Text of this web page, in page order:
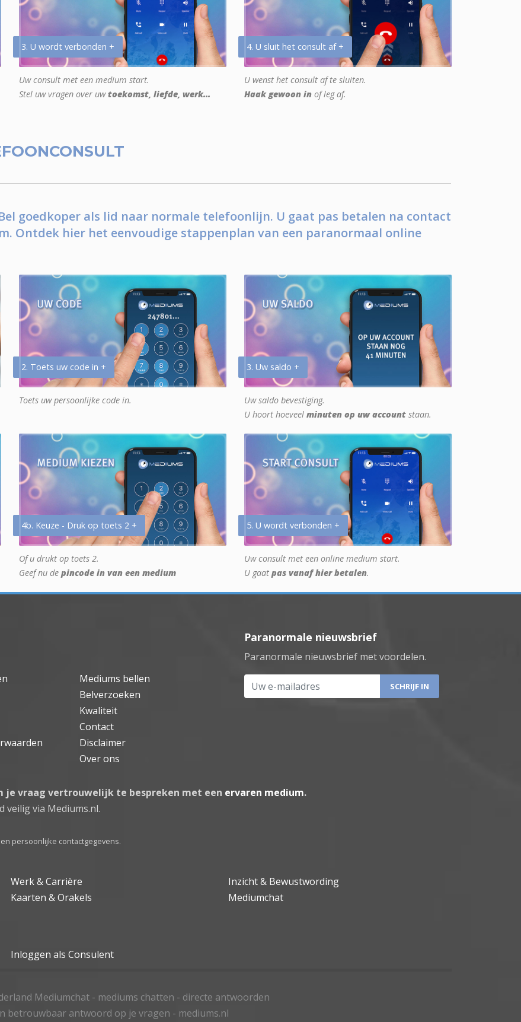
3. U wordt verbonden +
Uw consult met een medium start.
Stel uw vragen over uwtoekomst, liefde, werk...
4. U sluit het consult af +
U wenst het consult af te sluiten.
Haak gewoon in of leg af.
goedkoper als lid naar normale telefoonlijn. U gaat pas betalen na contact
Ontdek hier het eenvoudige stappenplan van een paranormaal online
2. Toets uw code in +
Toets uw persoonlijke code in.
3. Uw saldo +
Uw saldo bevestiging.
U hoort hoeveel minuten op uw account staan.
4b. Keuze - Druk op toets 2 +
Of u drukt op toets 2.
Geef nu de pincode in van een medium
5. U wordt verbonden +
Uw consult met een online medium start.
U gaat pas vanaf hier betalen.
Mediums bellen
Belverzoeken
Kwaliteit
Contact
Disclaimer
Over ons
Paranormale nieuwsbrief
Paranormale nieuwsbrief met voordelen.
Uw e-mailadres
je vraag vertrouwelijk te bespreken met een ervaren medium.
veilig via Mediums.nl.
persoonlijke contactgegevens.
Werk & Carrière
Inzicht & Bewustwording
Kaarten & Orakels Mediumchat
Inloggen als Consulent
Mediumchat - mediums chatten - directe antwoorden
betrouwbaar antwoord op je vragen - mediums.nl